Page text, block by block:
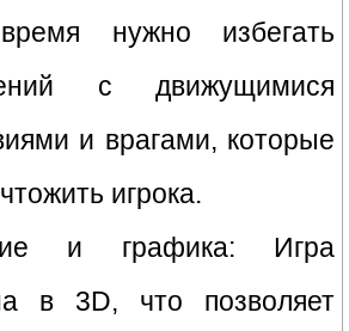
нужно избегать
с движущимися
и врагами, которые
игрока.
и графика: Игра
в 3D, что позволяет